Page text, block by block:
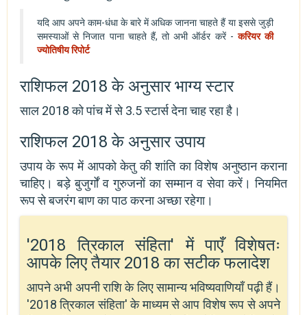
यदि आप अपने काम-धंधा के बारे में अधिक जानना चाहते हैं या इससे जुड़ी
समस्याओं से निजात पाना चाहते हैं, तो अभी ऑर्डर करें -करियर की
ज्योतिषीय रिपोर्ट
राशिफल 2018 के अनुसार भाग्य स्टार
साल 2018 को पांच में से 3.5 स्टार्स देना चाह रहा है।
राशिफल 2018 के अनुसार उपाय
उपाय के रूप में आपको केतु की शांति का विशेष अनुष्ठान कराना
चाहिए। बड़े बुजुर्गों व गुरुजनों का सम्मान व सेवा करें। नियमित
रूप से बजरंग बाण का पाठ करना अच्छा रहेगा।
'2018 त्रिकाल संहिता' में पाएँ विशेषतः
आपके लिए तैयार 2018 का सटीक फलादेश
आपने अभी अपनी राशि के लिए सामान्य भविष्यवाणियाँ पढ़ी हैं।
'2018 त्रिकाल संहिता' के माध्यम से आप विशेष रूप से अपने